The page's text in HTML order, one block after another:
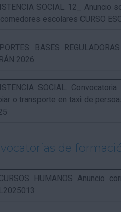
SOCIAL. 12_ Anuncio
escolares CURSO
BASES
2026
SOCIAL.
o transporte en taxi de
de
HUMANOS Anuncio